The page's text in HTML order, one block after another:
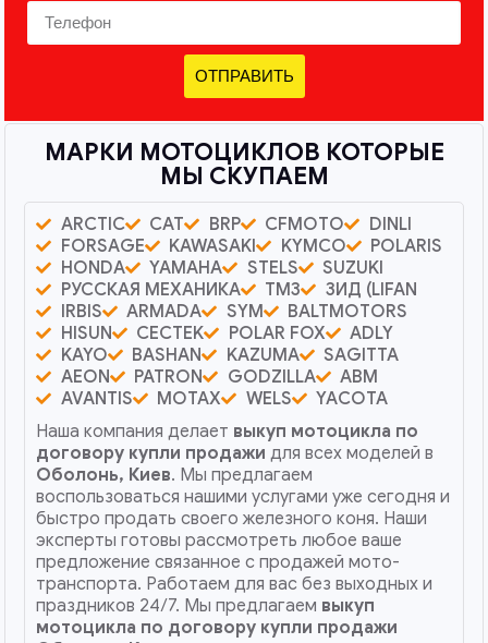
ОТПРАВИТЬ
МАРКИ МОТОЦИКЛОВ КОТОРЫЕ
МЫ СКУПАЕМ
ARCTIC CAT BRP CFMOTO
DINLI
FORSAGE
KAWASAKI KYMCO
POLARIS
HONDA
YAMAHA STELS
SUZUKI
РУССКАЯ МЕХАНИКА
ТМЗ
ЗИД (LIFAN
IRBIS
ARMADA SYM
BALTMOTORS
HISUN
CECTEK POLAR FOX
ADLY
KAYO
BASHAN KAZUMA
SAGITTA
AEON
PATRON GODZILLA
ABM
AVANTIS
MOTAX WELS
YACOTA
Наша компания делает выкуп мотоцикла по
договору купли продажи для всех моделей в
Оболонь, Киев. Мы предлагаем
воспользоваться нашими услугами уже сегодня и
быстро продать своего железного коня. Наши
эксперты готовы рассмотреть любое ваше
предложение связанное с продажей мото-
транспорта. Работаем для вас без выходных и
праздников 24/7. Мы предлагаем выкуп
мотоцикла по договору купли продажи